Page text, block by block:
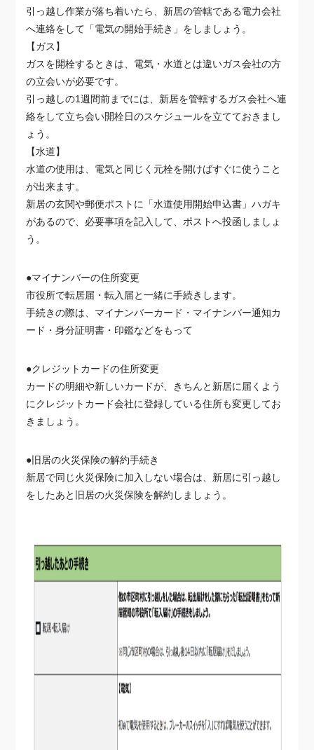
引っ越し作業が落ち着いたら、新居の管轄である電力会社
へ連絡をして「電気の開始手続き」をしましょう。
【ガス】
ガスを開栓するときは、電気・水道とは違いガス会社の方
の立会いが必要です。
引っ越しの1週間前までには、新居を管轄するガス会社へ連
絡をして立ち会い開栓日のスケジュールを立てておきまし
ょう。
【水道】
水道の使用は、電気と同じく元栓を開けばすぐに使うこと
が出来ます。
新居の玄関や郵便ポストに「水道使用開始申込書」ハガキ
があるので、必要事項を記入して、ポストへ投函しましょ
う。
●マイナンバーの住所変更
市役所で転居届・転入届と一緒に手続きします。
手続きの際は、マイナンバーカード・マイナンバー通知カ
ード・身分証明書・印鑑などをもって
●クレジットカードの住所変更
カードの明細や新しいカードが、きちんと新居に届くよう
にクレジットカード会社に登録している住所も変更してお
きましょう。
●旧居の火災保険の解約手続き
新居で同じ火災保険に加入しない場合は、新居に引っ越し
をしたあと旧居の火災保険を解約しましょう。